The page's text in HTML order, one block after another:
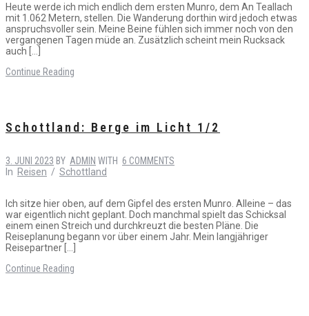
Heute werde ich mich endlich dem ersten Munro, dem An Teallach
mit 1.062 Metern, stellen. Die Wanderung dorthin wird jedoch etwas
anspruchsvoller sein. Meine Beine fühlen sich immer noch von den
vergangenen Tagen müde an. Zusätzlich scheint mein Rucksack
auch […]
Continue Reading
Schottland: Berge im Licht 1/2
3. JUNI 2023 BY ADMIN WITH 6 COMMENTS
In Reisen / Schottland
Ich sitze hier oben, auf dem Gipfel des ersten Munro. Alleine – das
war eigentlich nicht geplant. Doch manchmal spielt das Schicksal
einem einen Streich und durchkreuzt die besten Pläne. Die
Reiseplanung begann vor über einem Jahr. Mein langjähriger
Reisepartner […]
Continue Reading